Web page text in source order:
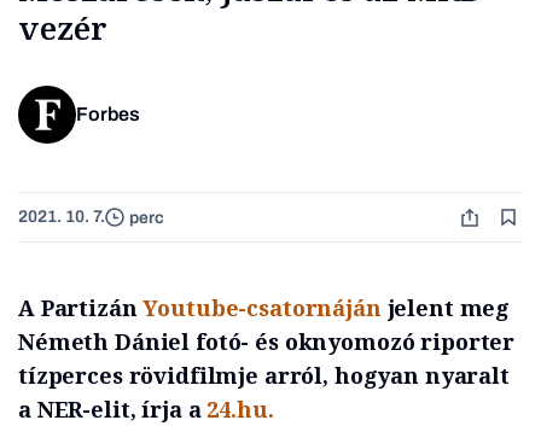
vezér
Forbes
2021. 10. 7. perc
A PartizánYoutube-csatornáján jelent meg
Németh Dániel fotó- és oknyomozó riporter
tízperces rövidfilmje arról, hogyan nyaralt
a NER-elit, írja a 24.hu.